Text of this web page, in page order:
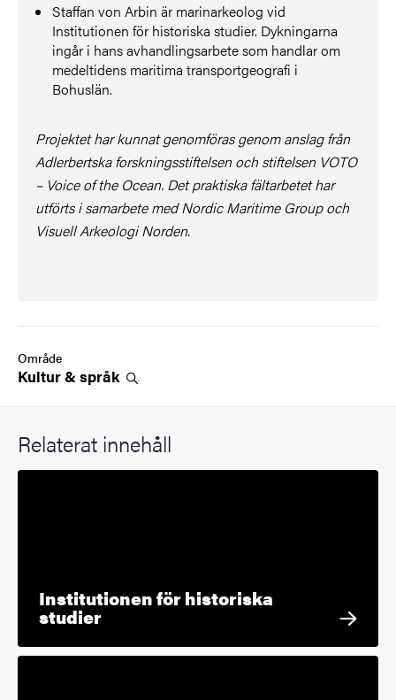
Staffan von Arbin är marinarkeolog vid
Institutionen för historiska studier. Dykningarna
ingår i hans avhandlingsarbete som handlar om
medeltidens maritima transportgeografi i
Bohuslän.
Projektet har kunnat genomföras genom anslag från
Adlerbertska forskningsstiftelsen och stiftelsen VOTO
– Voice of the Ocean. Det praktiska fältarbetet har
utförts i samarbete med Nordic Maritime Group och
Visuell Arkeologi Norden.
Område
Kultur &språk
Relaterat innehåll
Institutionen för historiska
studier